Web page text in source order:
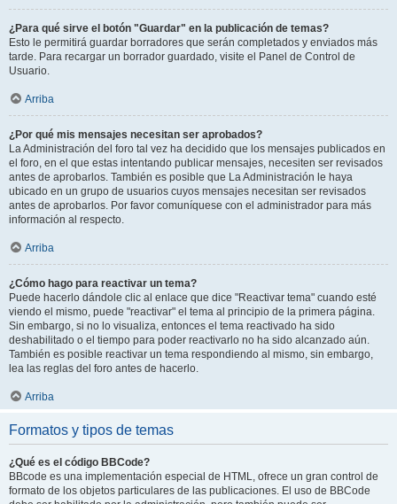
¿Para qué sirve el botón "Guardar" en la publicación de temas?
Esto le permitirá guardar borradores que serán completados y enviados más
tarde. Para recargar un borrador guardado, visite el Panel de Control de
Usuario.
Arriba
¿Por qué mis mensajes necesitan ser aprobados?
La Administración del foro tal vez ha decidido que los mensajes publicados en
el foro, en el que estas intentando publicar mensajes, necesiten ser revisados
antes de aprobarlos. También es posible que La Administración le haya
ubicado en un grupo de usuarios cuyos mensajes necesitan ser revisados
antes de aprobarlos. Por favor comuníquese con el administrador para más
información al respecto.
Arriba
¿Cómo hago para reactivar un tema?
Puede hacerlo dándole clic al enlace que dice "Reactivar tema" cuando esté
viendo el mismo, puede "reactivar" el tema al principio de la primera página.
Sin embargo, si no lo visualiza, entonces el tema reactivado ha sido
deshabilitado o el tiempo para poder reactivarlo no ha sido alcanzado aún.
También es posible reactivar un tema respondiendo al mismo, sin embargo,
lea las reglas del foro antes de hacerlo.
Arriba
Formatos y tipos de temas
¿Qué es el código BBCode?
BBcode es una implementación especial de HTML, ofrece un gran control de
formato de los objetos particulares de las publicaciones. El uso de BBCode